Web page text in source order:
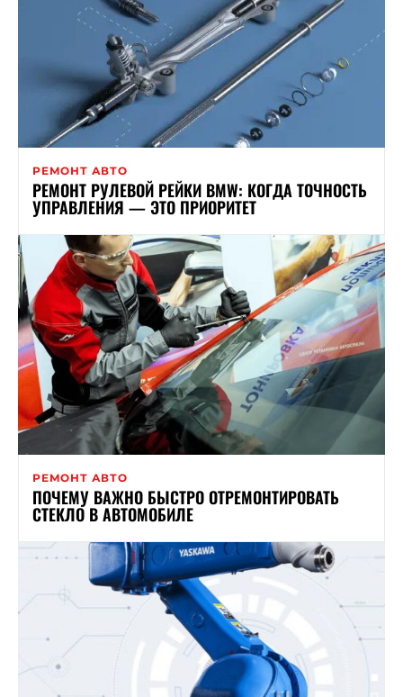
РЕМОНТ АВТО
РЕМОНТ РУЛЕВОЙ РЕЙКИ BMW: КОГДА ТОЧНОСТЬ
УПРАВЛЕНИЯ — ЭТО ПРИОРИТЕТ
РЕМОНТ АВТО
ПОЧЕМУ ВАЖНО БЫСТРО ОТРЕМОНТИРОВАТЬ
СТЕКЛО В АВТОМОБИЛЕ